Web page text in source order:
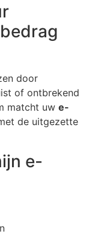
door
of ontbrekend
matcht uw e-
de uitgezette
e-